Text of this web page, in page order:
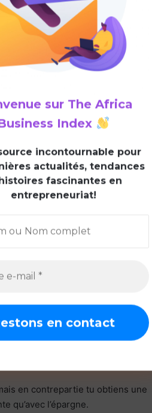
avec l’objectif de générer
de placement choisi. Ici, tu
ou simplement disparaître. En
tu peux tout perdre. Et c’est
recherche de rendement.
d’un investissement est
plusieurs décennies.
ne vous éloigne pas
faire face au risque de
de l’argent pour financer le
contributions cumulées ne
aura peut-être doublé voire
un objectif, un arbitrage
est par nature
Néanmoins, si vous
gagnant !
en contrepartie tu obtiens une
qu’avec l’épargne.
surThe Africa
Index
incontournable pour
actualités, tendances
fascinantes en
entrepreneuriat!